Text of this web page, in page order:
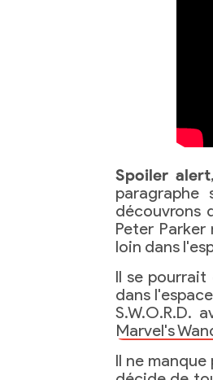
Spoiler alert
paragraphe
découvrons
Peter
loin dans
Il se pourrait
dans
S.W.O.R.D.
Marvel's
Il ne